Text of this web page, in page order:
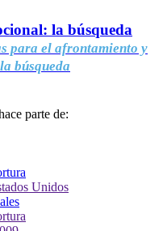
la búsqueda
para el afrontamiento y
búsqueda
parte de: